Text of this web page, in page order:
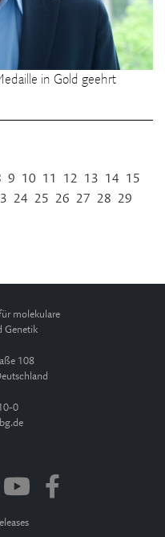
in Gold geehrt
9 10 11 12 13 14 15
24 25 26 27 28 29
molekulare
Genetik
108
0